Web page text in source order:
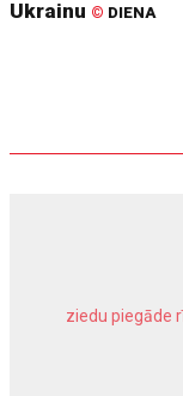
Ukrainu © DIENA
ziedu piegāde